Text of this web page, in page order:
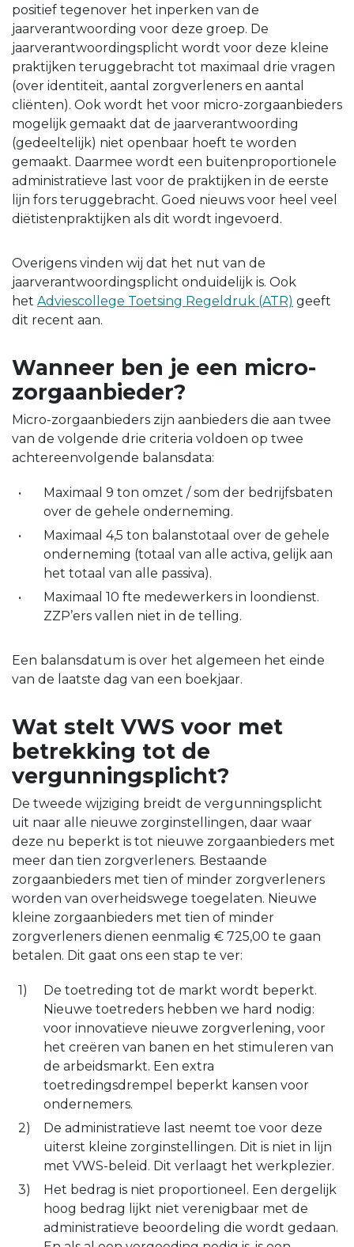
positief tegenover het inperken van de
jaarverantwoording voor deze groep. De
jaarverantwoordingsplicht wordt voor deze kleine
praktijken teruggebracht tot maximaal drie vragen
(over identiteit, aantal zorgverleners en aantal
cliënten). Ook wordt het voor micro-zorgaanbieders
mogelijk gemaakt dat de jaarverantwoording
(gedeeltelijk) niet openbaar hoeft te worden
gemaakt. Daarmee wordt een buitenproportionele
administratieve last voor de praktijken in de eerste
lijn fors teruggebracht. Goed nieuws voor heel veel
diëtistenpraktijken als dit wordt ingevoerd.
Overigens vinden wij dat het nut van de
jaarverantwoordingsplicht onduidelijk is. Ook
het Adviescollege Toetsing Regeldruk (ATR) geeft
dit recent aan.
Wanneer ben je een micro-
zorgaanbieder?
Micro-zorgaanbieders zijn aanbieders die aan twee
van de volgende drie criteria voldoen op twee
achtereenvolgende balansdata:
Maximaal 9 ton omzet / som der bedrijfsbaten
over de gehele onderneming.
Maximaal 4,5 ton balanstotaal over de gehele
onderneming (totaal van alle activa, gelijk aan
het totaal van alle passiva).
Maximaal 10 fte medewerkers in loondienst.
ZZP’ers vallen niet in de telling.
Een balansdatum is over het algemeen het einde
van de laatste dag van een boekjaar.
Wat stelt VWS voor met
betrekking tot de
vergunningsplicht?
De tweede wijziging breidt de vergunningsplicht
uit naar alle nieuwe zorginstellingen, daar waar
deze nu beperkt is tot nieuwe zorgaanbieders met
meer dan tien zorgverleners. Bestaande
zorgaanbieders met tien of minder zorgverleners
worden van overheidswege toegelaten. Nieuwe
kleine zorgaanbieders met tien of minder
zorgverleners dienen eenmalig € 725,00 te gaan
betalen. Dit gaat ons een stap te ver:
De toetreding tot de markt wordt beperkt.
Nieuwe toetreders hebben we hard nodig:
voor innovatieve nieuwe zorgverlening, voor
het creëren van banen en het stimuleren van
de arbeidsmarkt. Een extra
toetredingsdrempel beperkt kansen voor
ondernemers.
De administratieve last neemt toe voor deze
uiterst kleine zorginstellingen. Dit is niet in lijn
met VWS-beleid. Dit verlaagt het werkplezier.
Het bedrag is niet proportioneel. Een dergelijk
hoog bedrag lijkt niet verenigbaar met de
administratieve beoordeling die wordt gedaan.